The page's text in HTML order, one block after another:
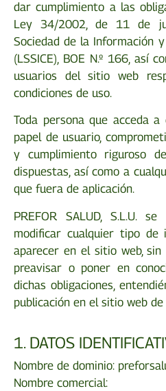
dar cumplimiento a las
Ley 34/2002, de 11 de
Sociedad de la Información
(LSSICE), BOE N.º 166, así
usuarios del sitio web
condiciones de uso.
Toda persona que acceda
papel de usuario,
y cumplimiento riguroso
dispuestas, así como a
que fuera de aplicación.
PREFOR SALUD, S.L.U.
modificar cualquier tipo de
aparecer en el sitio web,
preavisar o poner en
dichas obligaciones,
publicación en el sitio web de
1. DATOS
Nombre de dominio:
Nombre comercial: